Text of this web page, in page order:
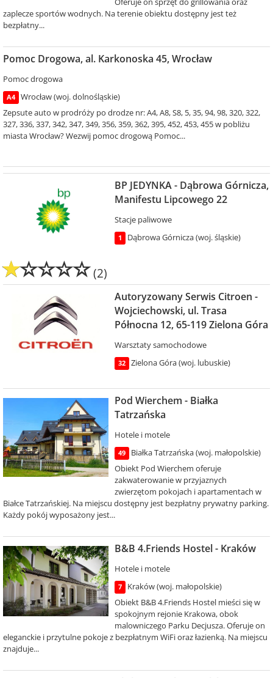
zaplecze sportów wodnych. Na terenie obiektu dostępny jest też
bezpłatny...
Pomoc Drogowa, al. Karkonoska 45, Wrocław
Pomoc drogowa
A4
Wrocław (woj. dolnośląskie)
Zepsute auto w prodróży po drodze nr: A4, A8, S8, 5, 35, 94, 98, 320, 322,
327, 336, 337, 342, 347, 349, 356, 359, 362, 395, 452, 453, 455 w pobliżu
miasta Wrocław? Wezwij pomoc drogową Pomoc...
BP JEDYNKA - Dąbrowa Górnicza,
Manifestu Lipcowego 22
Stacje paliwowe
1 Dąbrowa Górnicza (woj. śląskie)
(2)
Autoryzowany Serwis Citroen -
Wojciechowski, ul. Trasa
Północna 12, 65-119 Zielona Góra
Warsztaty samochodowe
32 Zielona Góra (woj. lubuskie)
Pod Wierchem - Białka
Tatrzańska
Hotele i motele
49
Białka Tatrzańska (woj. małopolskie)
Obiekt Pod Wierchem oferuje
zakwaterowanie w przyjaznych
zwierzętom pokojach i apartamentach w
Białce Tatrzańskiej. Na miejscu dostępny jest bezpłatny prywatny parking.
Każdy pokój wyposażony jest...
B&B 4.Friends Hostel - Kraków
Hotele i motele
7
Kraków (woj. małopolskie)
Obiekt B&B 4.Friends Hostel mieści się w
spokojnym rejonie Krakowa, obok
malowniczego Parku Decjusza. Oferuje on
eleganckie i przytulne pokoje z bezpłatnym WiFi oraz łazienką. Na miejscu
znajduje...